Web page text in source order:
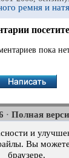
ремня и
пока
· Полная
2011·Aveo
2008-2016·Lacetti
и
Вы
браузере.